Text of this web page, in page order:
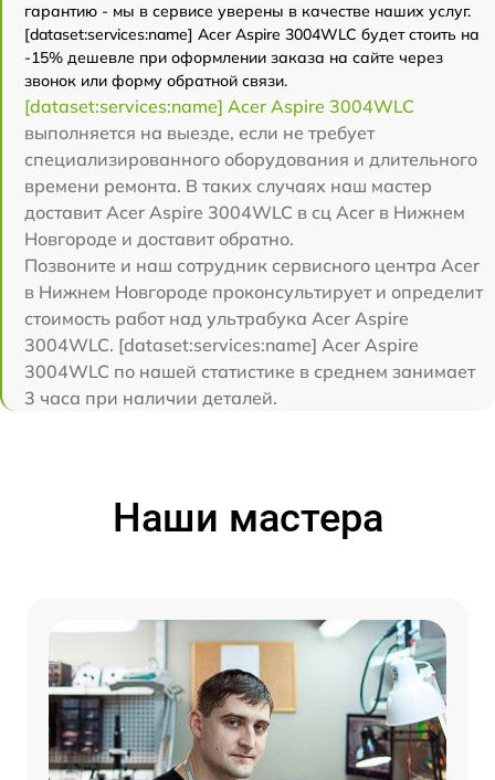
гарантию - мы в сервисе уверены в качестве наших услуг.
[dataset:services:name] Acer Aspire 3004WLC будет стоить на
-15% дешевле при оформлении заказа на сайте через
звонок или форму обратной связи.
[dataset:services:name] Acer Aspire 3004WLC
выполняется на выезде, если не требует
специализированного оборудования и длительного
времени ремонта. В таких случаях наш мастер
доставит Acer Aspire 3004WLC в сц Acer в Нижнем
Новгороде и доставит обратно.
Позвоните и наш сотрудник сервисного центра Acer
в Нижнем Новгороде проконсультирует и определит
стоимость работ над ультрабука Acer Aspire
3004WLC. [dataset:services:name] Acer Aspire
3004WLC по нашей статистике в среднем занимает
3 часа при наличии деталей.
Наши мастера